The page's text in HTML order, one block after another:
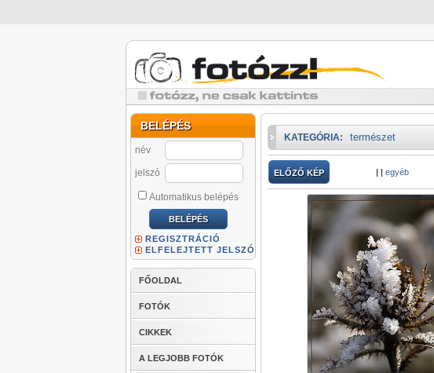
BELÉPÉS
név
jelszó
Automatikus belépés
REGISZTRÁCIÓ
ELFELEJTETT JELSZÓ
FŐOLDAL
FOTÓK
CIKKEK
A LEGJOBB FOTÓK
KATEGÓRIA: természet
ELŐZŐ KÉP | | egyéb